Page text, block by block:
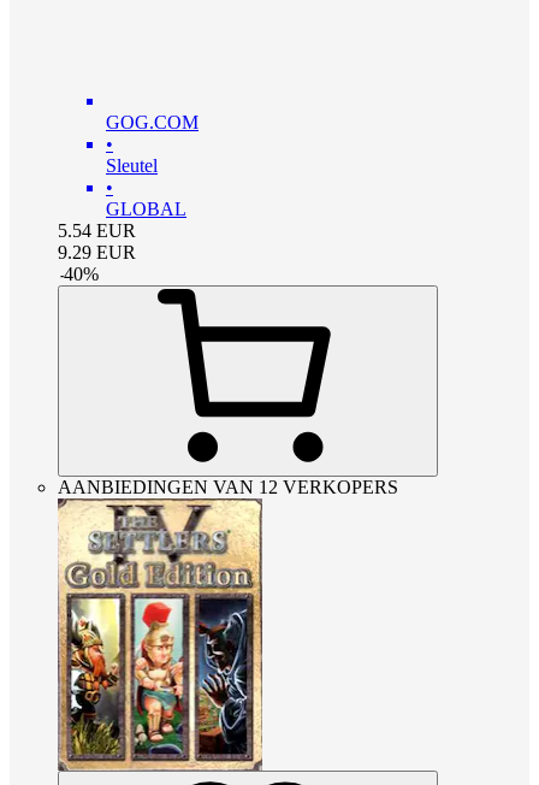
GOG.COM
•
Sleutel
•
GLOBAL
5.54 EUR
9.29 EUR
-40%
AANBIEDINGEN VAN 12 VERKOPERS